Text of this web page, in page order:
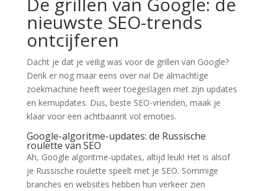
nieuwste SEO-trends
ontcijferen
Dacht je dat je veilig was voor de grillen van Google?
Denk er nog maar eens over na! De almachtige
zoekmachine heeft weer toegeslagen met zijn updates
en kernupdates. Dus, beste SEO-vrienden, maak je
klaar voor een achtbaanrit vol emoties.
Google-algoritme-updates: de Russische
roulette van SEO
Ah, Google algoritme-updates, altijd leuk! Het is alsof
je Russische roulette speelt met je SEO. Sommige
branches en websites hebben hun verkeer zien